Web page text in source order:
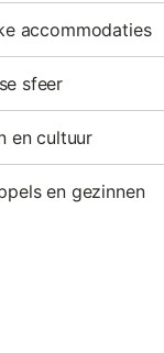
accommodaties
sfeer
en cultuur
en gezinnen